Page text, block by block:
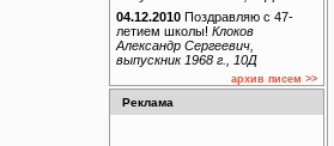
04.12.2010 Поздравляю с 47-
летием школы! Клоков
Александр Сергеевич,
выпускник 1968 г., 10Д
архив писем >>
Реклама